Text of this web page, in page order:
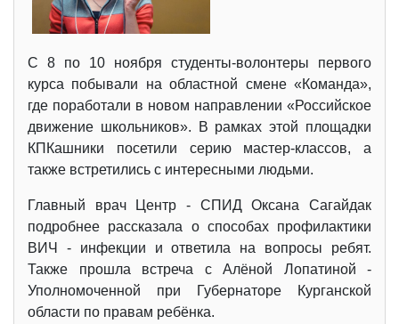
С 8 по 10 ноября студенты-волонтеры первого
курса побывали на областной смене «Команда»,
где поработали в новом направлении «Российское
движение школьников». В рамках этой площадки
КПКашники посетили серию мастер-классов, а
также встретились с интересными людьми.
Главный врач Центр - СПИД Оксана Сагайдак
подробнее рассказала о способах профилактики
ВИЧ - инфекции и ответила на вопросы ребят.
Также прошла встреча с Алёной Лопатиной -
Уполномоченной при Губернаторе Курганской
области по правам ребёнка.